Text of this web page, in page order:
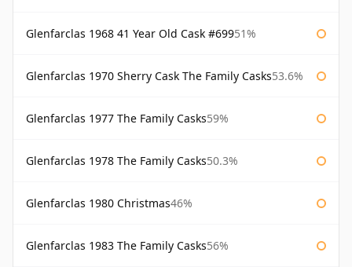
Glenfarclas 1968 41 Year Old Cask #69951%
Glenfarclas 1970 Sherry Cask The Family Casks53.6%
Glenfarclas 1977 The Family Casks59%
Glenfarclas 1978 The Family Casks50.3%
Glenfarclas 1980 Christmas46%
Glenfarclas 1983 The Family Casks56%